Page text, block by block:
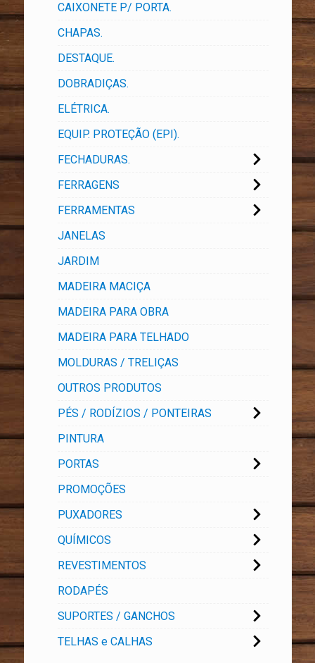
CAIXONETE P/ PORTA.
CHAPAS.
DESTAQUE.
DOBRADIÇAS.
ELÉTRICA.
EQUIP. PROTEÇÃO (EPI).
FECHADURAS.
FERRAGENS
FERRAMENTAS
JANELAS
JARDIM
MADEIRA MACIÇA
MADEIRA PARA OBRA
MADEIRA PARA TELHADO
MOLDURAS / TRELIÇAS
OUTROS PRODUTOS
PÉS / RODÍZIOS / PONTEIRAS
PINTURA
PORTAS
PROMOÇÕES
PUXADORES
QUÍMICOS
REVESTIMENTOS
RODAPÉS
SUPORTES / GANCHOS
TELHAS e CALHAS